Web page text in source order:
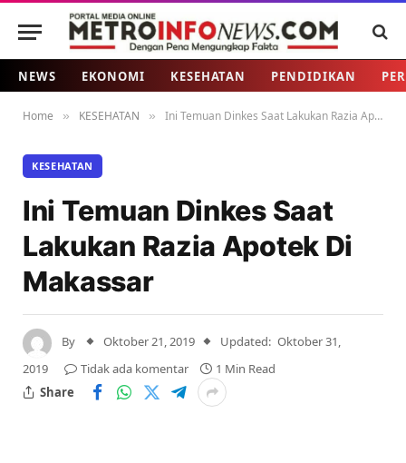
NEWS EKONOMI KESEHATAN PENDIDIKAN
Home » KESEHATAN » Ini Temuan Dinkes Saat Lakukan Razia Apotek Di Makassar
KESEHATAN
Ini Temuan Dinkes Saat
Lakukan Razia Apotek Di
Makassar
By Oktober 21, 2019 Updated: Oktober 31,
2019
Tidak ada komentar
1 Min Read
Share